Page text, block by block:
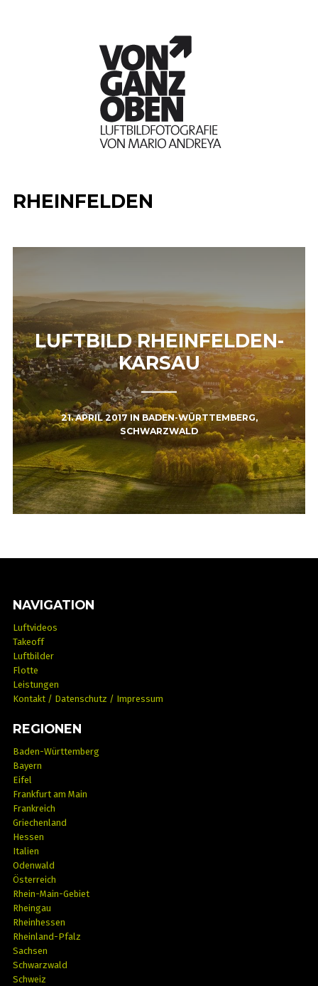
RHEINFELDEN
LUFTBILD RHEINFELDEN-
KARSAU
21. APRIL 2017 IN BADEN-WÜRTTEMBERG,
SCHWARZWALD
NAVIGATION
Luftvideos
Takeoff
Luftbilder
Flotte
Leistungen
Kontakt / Datenschutz / Impressum
REGIONEN
Baden-Württemberg
Bayern
Eifel
Frankfurt am Main
Frankreich
Griechenland
Hessen
Italien
Odenwald
Österreich
Rhein-Main-Gebiet
Rheingau
Rheinhessen
Rheinland-Pfalz
Sachsen
Schwarzwald
Schweiz